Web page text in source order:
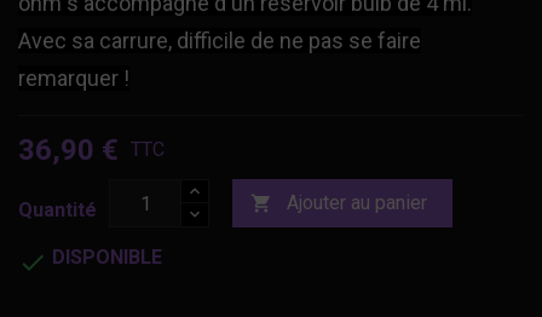
Avec sa carrure, difficile de ne pas se faire
remarquer !
36,90 € TTC
Quantité  Ajouter au panier
 DISPONIBLE